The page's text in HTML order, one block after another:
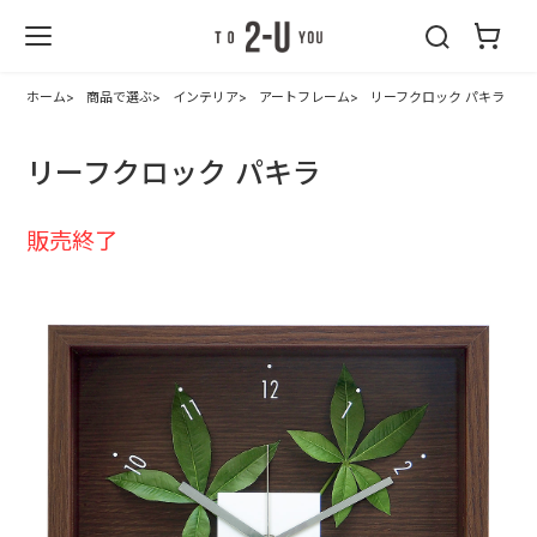
ホーム 商品で選ぶ インテリア アートフレーム リーフクロック パキラ
リーフクロック パキラ
販売終了